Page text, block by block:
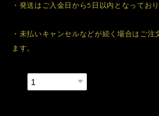
・発送はご入金日から5日以内となっており
・未払いキャンセルなどが続く場合はご
ます。